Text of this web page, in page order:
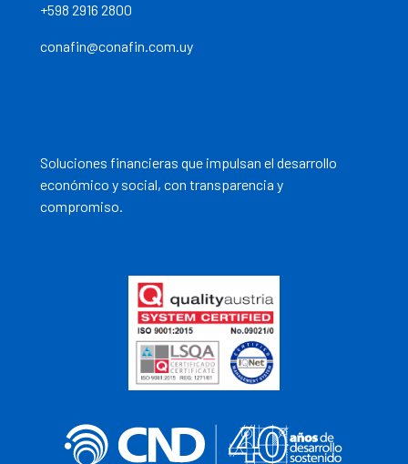
+598 2916 2800
conafin@conafin.com.uy
Soluciones financieras que impulsan el desarrollo
económico y social, con transparencia y
compromiso.